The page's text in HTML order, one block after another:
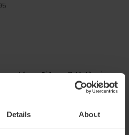
Details About
López Piñero, 7, València,